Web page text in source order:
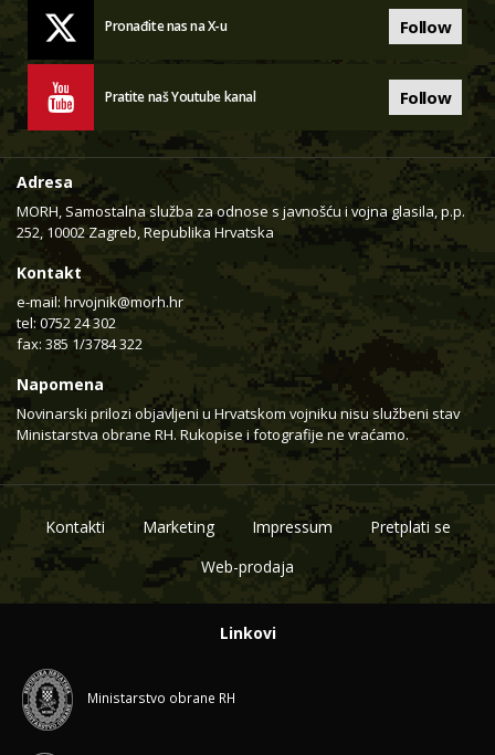
Pronađite nas na X-u Follow
Pratite naš Youtube kanal Follow
Adresa
MORH, Samostalna služba za odnose s javnošću i vojna glasila, p.p.
252, 10002 Zagreb, Republika Hrvatska
Kontakt
e-mail: hrvojnik@morh.hr
tel: 0752 24 302
fax: 385 1/3784 322
Napomena
Novinarski prilozi objavljeni u Hrvatskom vojniku nisu službeni stav
Ministarstva obrane RH. Rukopise i fotografije ne vraćamo.
Kontakti Marketing Impressum
Pretplati se
Web-prodaja
Linkovi
Ministarstvo obrane RH